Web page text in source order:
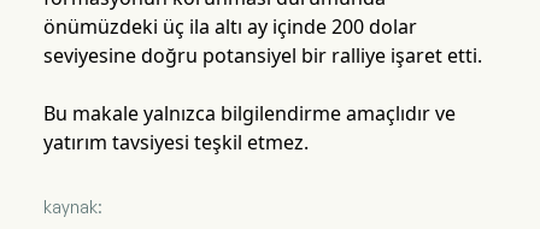
önümüzdeki üç ila altı ay içinde 200 dolar
seviyesine doğru potansiyel bir ralliye işaret etti.
Bu makale yalnızca bilgilendirme amaçlıdır ve
yatırım tavsiyesi teşkil etmez.
kaynak: